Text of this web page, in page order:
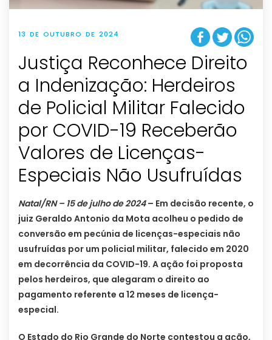
13 DE OUTUBRO DE 2024
Justiça Reconhece Direito
a Indenização: Herdeiros
de Policial Militar Falecido
por COVID-19 Receberão
Valores de Licenças-
Especiais Não Usufruídas
Natal/RN – 15 de julho de 2024– Em decisão recente, o
juiz Geraldo Antonio da Mota acolheu o pedido de
conversão em pecúnia de licenças-especiais não
usufruídas por um policial militar, falecido em 2020
em decorrência da COVID-19. A ação foi proposta
pelos herdeiros, que alegaram o direito ao
pagamento referente a 12 meses de licença-
especial.
O Estado do Rio Grande do Norte contestou a ação,